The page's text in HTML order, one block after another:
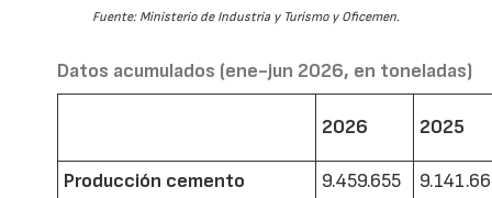
Fuente: Ministerio de Industria y Turismo y Oficemen.
Datos acumulados (ene-jun 2026, en toneladas)
2026 2025
Producción cemento 9.459.655